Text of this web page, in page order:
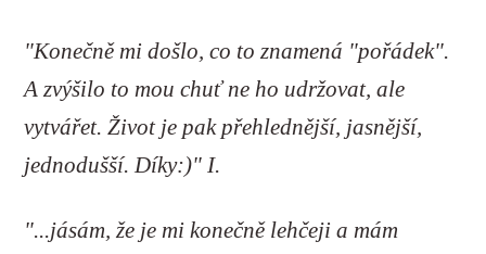
"Konečně mi došlo, co to znamená "pořádek".
A zvýšilo to mou chuť ne ho udržovat, ale
vytvářet. Život je pak přehlednější, jasnější,
jednodušší. Díky:)" I.
"...jásám, že je mi konečně lehčeji a mám